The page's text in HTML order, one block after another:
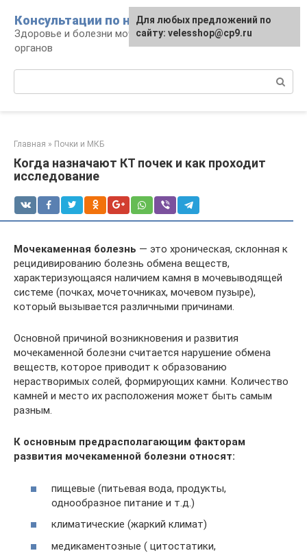
контенту
Консультации по нефрологии
Здоровье и болезни мочевыделительных
органов
Главная » Почки и МКБ
Когда назначают КТ почек и как проходит
исследование
Мочекаменная болезнь — это хроническая, склонная к
рецидивированию болезнь обмена веществ,
характеризующаяся наличием камня в мочевыводящей
системе (почках, мочеточниках, мочевом пузыре),
который вызывается различными причинами.
Основной причиной возникновения и развития
мочекаменной болезни считается нарушение обмена
веществ, которое приводит к образованию
нерастворимых солей, формирующих камни. Количество
камней и место их расположения может быть самым
разным.
К основным предрасполагающим факторам
развития мочекаменной болезни относят:
пищевые (питьевая вода, продукты,
однообразное питание и т.д.)
климатические (жаркий климат)
медикаментозные ( цитостатики,
Для любых предложений по
сайту: velesshop@cp9.ru